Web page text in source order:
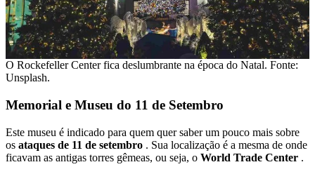
O Rockefeller Center fica deslumbrante na época do Natal. Fonte:
Unsplash.
Memorial e Museu do 11 de Setembro
Este museu é indicado para quem quer saber um pouco mais sobre
os ataques de 11 de setembro . Sua localização é a mesma de onde
ficavam as antigas torres gêmeas, ou seja, o World Trade Center .